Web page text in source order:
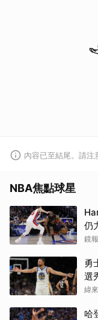
內容已至結尾。請注
NBA焦點球星
仍
鏡報
勇
選
緯
哈
取